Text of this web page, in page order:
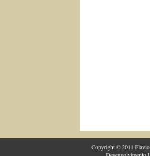
Copyright © 2011 Flavio
Desenvolvimento